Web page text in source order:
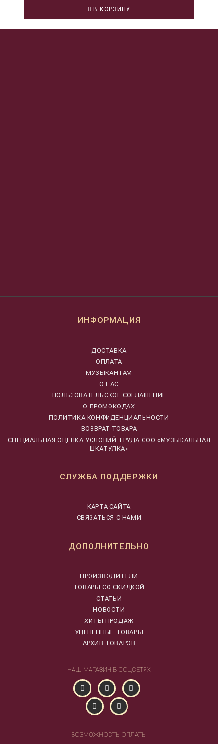
В КОРЗИНУ
ИНФОРМАЦИЯ
ДОСТАВКА
ОПЛАТА
МУЗЫКАНТАМ
О НАС
ПОЛЬЗОВАТЕЛЬСКОЕ СОГЛАШЕНИЕ
О ПРОМОКОДАХ
ПОЛИТИКА КОНФИДЕНЦИАЛЬНОСТИ
ВОЗВРАТ ТОВАРА
CПЕЦИАЛЬНАЯ ОЦЕНКА УСЛОВИЙ ТРУДА ООО «МУЗЫКАЛЬНАЯ
ШКАТУЛКА»
СЛУЖБА ПОДДЕРЖКИ
КАРТА САЙТА
СВЯЗАТЬСЯ С НАМИ
ДОПОЛНИТЕЛЬНО
ПРОИЗВОДИТЕЛИ
ТОВАРЫ СО СКИДКОЙ
СТАТЬИ
НОВОСТИ
ХИТЫ ПРОДАЖ
УЦЕНЕННЫЕ ТОВАРЫ
АРХИВ ТОВАРОВ
НАШ МАГАЗИН В СОЦСЕТЯХ
ВОЗМОЖНОСТЬ ОПЛАТЫ